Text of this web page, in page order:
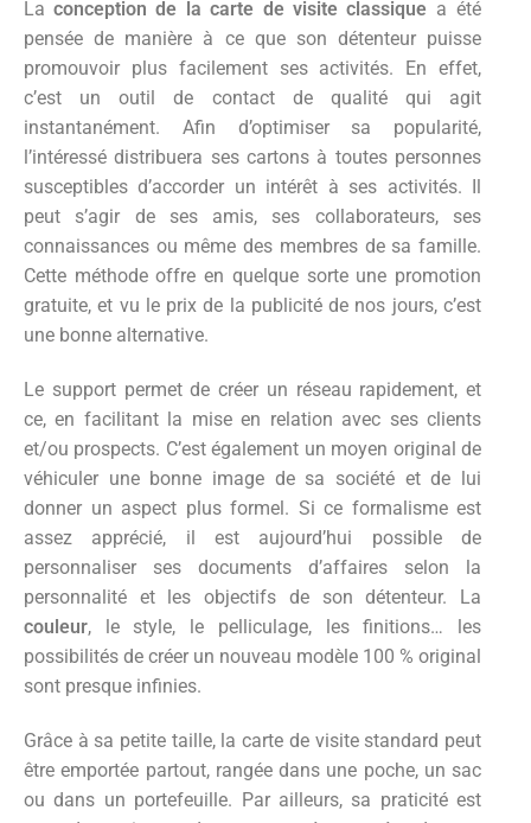
La conception de la carte de visite classique a été
pensée de manière à ce que son détenteur puisse
promouvoir plus facilement ses activités. En effet,
c’est un outil de contact de qualité qui agit
instantanément. Afin d’optimiser sa popularité,
l’intéressé distribuera ses cartons à toutes personnes
susceptibles d’accorder un intérêt à ses activités. Il
peut s’agir de ses amis, ses collaborateurs, ses
connaissances ou même des membres de sa famille.
Cette méthode offre en quelque sorte une promotion
gratuite, et vu le prix de la publicité de nos jours, c’est
une bonne alternative.
Le support permet de créer un réseau rapidement, et
ce, en facilitant la mise en relation avec ses clients
et/ou prospects. C’est également un moyen original de
véhiculer une bonne image de sa société et de lui
donner un aspect plus formel. Si ce formalisme est
assez apprécié, il est aujourd’hui possible de
personnaliser ses documents d’affaires selon la
personnalité et les objectifs de son détenteur. La
couleur, le style, le pelliculage, les finitions… les
possibilités de créer un nouveau modèle 100 % original
sont presque infinies.
Grâce à sa petite taille, la carte de visite standard peut
être emportée partout, rangée dans une poche, un sac
ou dans un portefeuille. Par ailleurs, sa praticité est